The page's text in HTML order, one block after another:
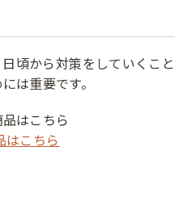
頃から対策をしていくこと
は重要です。
はこちら
はこちら